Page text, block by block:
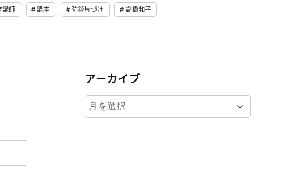
講師 講座 防災片づけ 高橋和子
アーカイブ
ア
ー